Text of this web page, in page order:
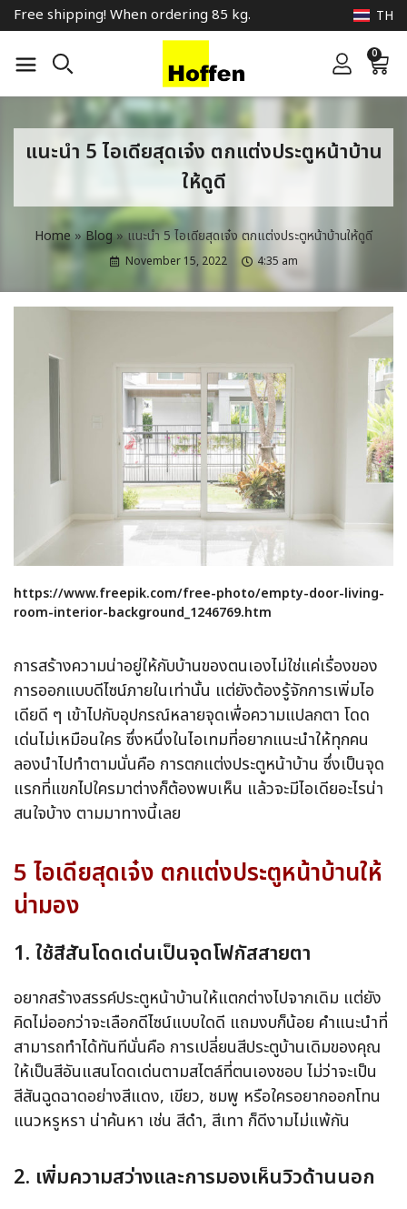
Free shipping! When ordering 85 kg. TH
0
แนะนำ 5 ไอเดียสุดเจ๋ง ตกแต่งประตูหน้าบ้าน
ให้ดูดี
Home »Blog» แนะนำ 5 ไอเดียสุดเจ๋ง ตกแต่งประตูหน้าบ้านให้ดูดี
November 15, 2022 4:35 am
https://www.freepik.com/free-photo/empty-door-living-
room-interior-background_1246769.htm
การสร้างความน่าอยู่ให้กับบ้านของตนเองไม่ใช่แค่เรื่องของ
การออกแบบดีไซน์ภายในเท่านั้น แต่ยังต้องรู้จักการเพิ่มไอ
เดียดี ๆ เข้าไปกับอุปกรณ์หลายจุดเพื่อความแปลกตา โดด
เด่นไม่เหมือนใคร ซึ่งหนึ่งในไอเทมที่อยากแนะนำให้ทุกคน
ลองนำไปทำตามนั่นคือ การตกแต่งประตูหน้าบ้าน ซึ่งเป็นจุด
แรกที่แขกไปใครมาต่างก็ต้องพบเห็น แล้วจะมีไอเดียอะไรน่า
สนใจบ้าง ตามมาทางนี้เลย
5 ไอเดียสุดเจ๋ง ตกแต่งประตูหน้าบ้านให้
น่ามอง
1. ใช้สีสันโดดเด่นเป็นจุดโฟกัสสายตา
อยากสร้างสรรค์ประตูหน้าบ้านให้แตกต่างไปจากเดิม แต่ยัง
คิดไม่ออกว่าจะเลือกดีไซน์แบบใดดี แถมงบก็น้อย คำแนะนำที่
สามารถทำได้ทันทีนั่นคือ การเปลี่ยนสีประตูบ้านเดิมของคุณ
ให้เป็นสีอันแสนโดดเด่นตามสไตล์ที่ตนเองชอบ ไม่ว่าจะเป็น
สีสันฉูดฉาดอย่างสีแดง, เขียว, ชมพู หรือใครอยากออกโทน
แนวหรูหรา น่าค้นหา เช่น สีดำ, สีเทา ก็ดีงามไม่แพ้กัน
2. เพิ่มความสว่างและการมองเห็นวิวด้านนอก